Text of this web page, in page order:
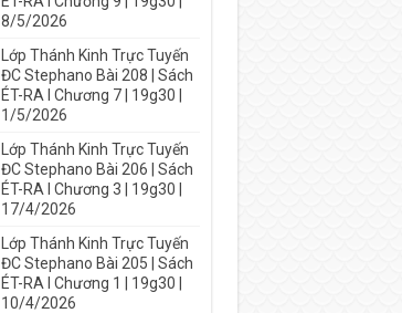
8/5/2026
Lớp Thánh Kinh Trực Tuyến
ĐC Stephano Bài 208 | Sách
ÉT-RA I Chương 7 | 19g30 |
1/5/2026
Lớp Thánh Kinh Trực Tuyến
ĐC Stephano Bài 206 | Sách
ÉT-RA I Chương 3 | 19g30 |
17/4/2026
Lớp Thánh Kinh Trực Tuyến
ĐC Stephano Bài 205 | Sách
ÉT-RA I Chương 1 | 19g30 |
10/4/2026